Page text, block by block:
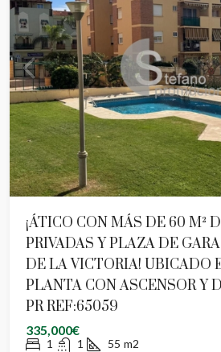
¡ÁTICO CON MÁS DE 60 M²
PRIVADAS Y PLAZA DE
DE LA VICTORIA! UBICADO
PLANTA CON ASCENSOR Y
PR REF:65059
335,000€
1 1 55 m2